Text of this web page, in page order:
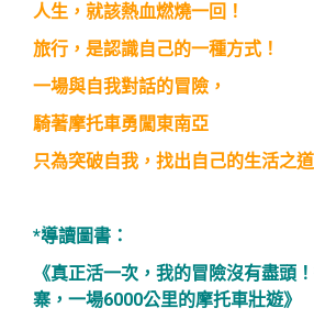
人生，就該熱血燃燒一回！
旅行，是認識自己的一種方式！
一場與自我對話的冒險，
騎著摩托車勇闖東南亞
只為突破自我，找出自己的生活之道
*導讀圖書：
《真正活一次，我的冒險沒有盡頭
寨，一場6000公里的摩托車壯遊》